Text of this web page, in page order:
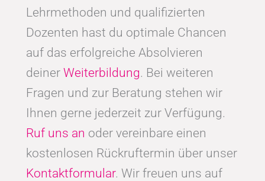
Lehrmethoden und qualifizierten
Dozenten hast du optimale Chancen
auf das erfolgreiche Absolvieren
deiner Weiterbildung. Bei weiteren
Fragen und zur Beratung stehen wir
Ihnen gerne jederzeit zur Verfügung.
Ruf uns an oder vereinbare einen
kostenlosen Rückruftermin über unser
Kontaktformular. Wir freuen uns auf